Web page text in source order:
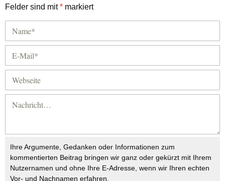
Felder sind mit* markiert
Ihre Argumente, Gedanken oder Informationen zum
kommentierten Beitrag bringen wir ganz oder gekürzt mit Ihrem
Nutzernamen und ohne Ihre E-Adresse, wenn wir Ihren echten
Vor- und Nachnamen erfahren.